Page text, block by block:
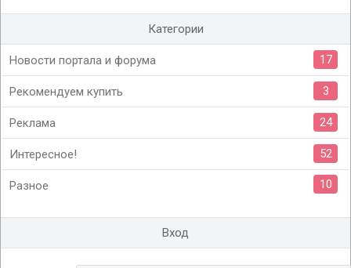
Категории
Новости портала и форума 17
Рекомендуем купить 3
Реклама 24
Интересное! 52
Разное 10
Вход